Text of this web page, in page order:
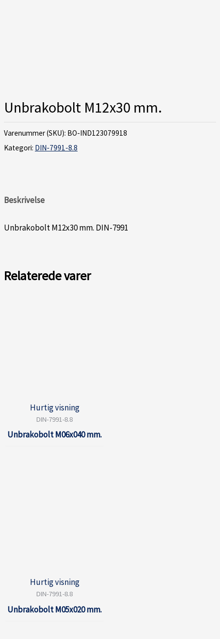
Unbrakobolt M12x30 mm.
Varenummer (SKU): BO-IND123079918
Kategori: DIN-7991-8.8
Beskrivelse
Unbrakobolt M12x30 mm. DIN-7991
Relaterede varer
Hurtig visning
DIN-7991-8.8
Unbrakobolt M06x040 mm.
Hurtig visning
DIN-7991-8.8
Unbrakobolt M05x020 mm.